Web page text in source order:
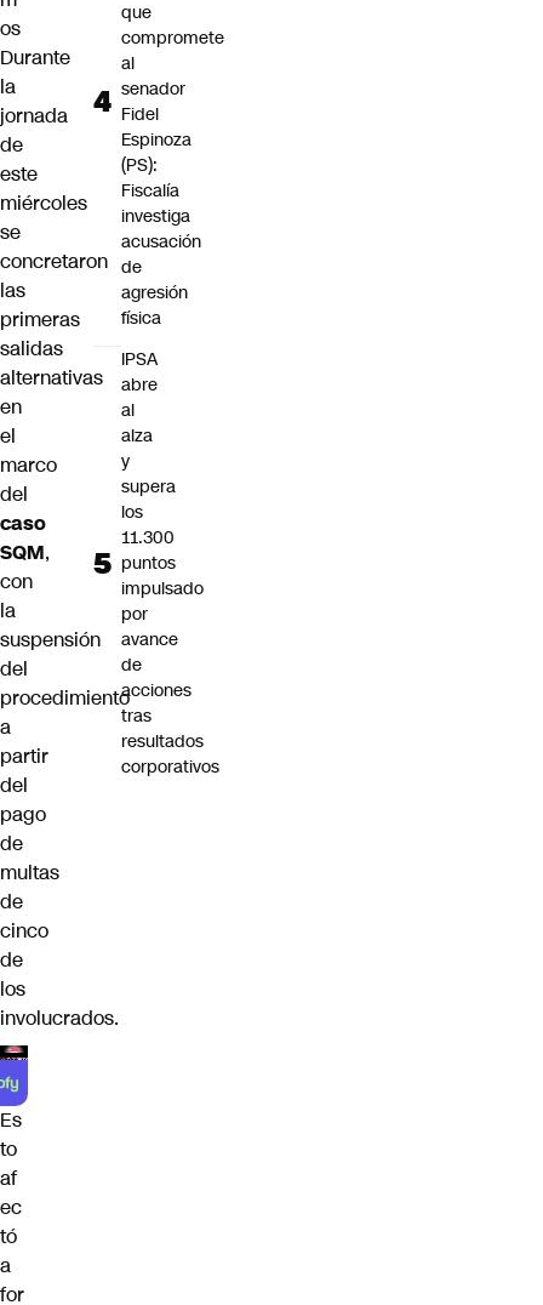
os
Durante
la
jornada
de
este
miércoles
se
concretaron
las
primeras
salidas
alternativas
en
el
marco
del
caso
SQM,
con
la
suspensión
del
procedimiento
a
partir
del
pago
de
multas
de
cinco
de
los
involucrados.
Es
to
af
ec
tó
a
for
que
compromete
al
senador
Fidel
Espinoza
(PS):
Fiscalía
investiga
acusación
de
agresión
física
IPSA
abre
al
alza
y
supera
los
11.300
puntos
impulsado
por
avance
de
acciones
tras
resultados
corporativos